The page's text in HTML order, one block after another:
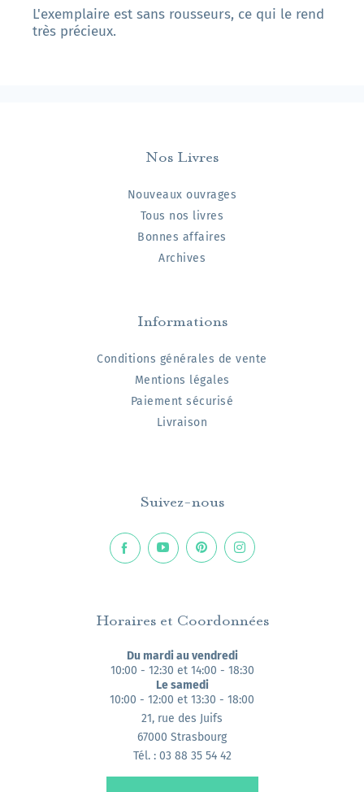
L'exemplaire est sans rousseurs, ce qui le rend
très précieux.
Nos Livres
Nouveaux ouvrages
Tous nos livres
Bonnes affaires
Archives
Informations
Conditions générales de vente
Mentions légales
Paiement sécurisé
Livraison
Suivez-nous
Horaires et Coordonnées
Du mardi au vendredi
10:00 - 12:30 et 14:00 - 18:30
Le samedi
10:00 - 12:00 et 13:30 - 18:00
21, rue des Juifs
67000 Strasbourg
Tél. : 03 88 35 54 42